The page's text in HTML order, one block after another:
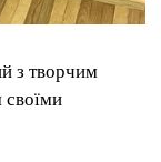
з творчим
своїми